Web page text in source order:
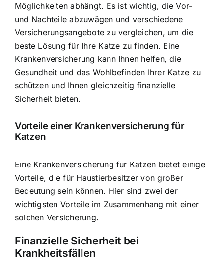
Möglichkeiten abhängt. Es ist wichtig, die Vor-
und Nachteile abzuwägen und verschiedene
Versicherungsangebote zu vergleichen, um die
beste Lösung für Ihre Katze zu finden. Eine
Krankenversicherung kann Ihnen helfen, die
Gesundheit und das Wohlbefinden Ihrer Katze zu
schützen und Ihnen gleichzeitig finanzielle
Sicherheit bieten.
Vorteile einer Krankenversicherung für
Katzen
Eine Krankenversicherung für Katzen bietet einige
Vorteile, die für Haustierbesitzer von großer
Bedeutung sein können. Hier sind zwei der
wichtigsten Vorteile im Zusammenhang mit einer
solchen Versicherung.
Finanzielle Sicherheit bei
Krankheitsfällen